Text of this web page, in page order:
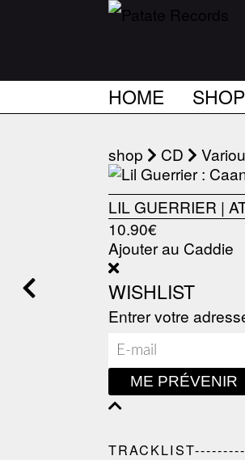
HOME SHOP
shop CD
LIL GUERRIER |
10.90€
Ajouter au Caddie
WISHLIST
Entrer votre
ME PRÉVENIR